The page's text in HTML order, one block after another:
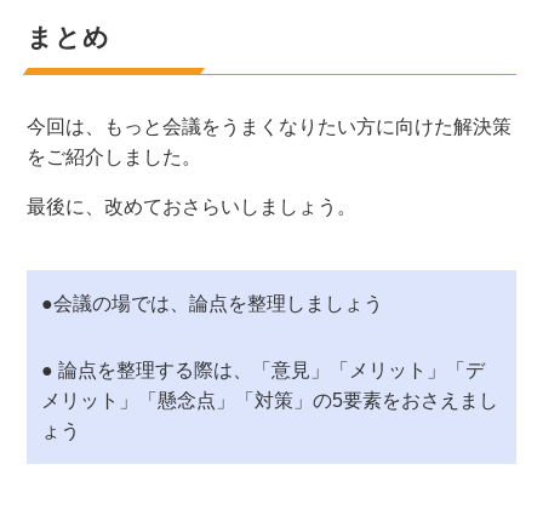
まとめ
今回は、もっと会議をうまくなりたい方に向けた解決策
をご紹介しました。
最後に、改めておさらいしましょう。
●会議の場では、論点を整理しましょう
● 論点を整理する際は、「意見」「メリット」「デ
メリット」「懸念点」「対策」の5要素をおさえまし
ょう